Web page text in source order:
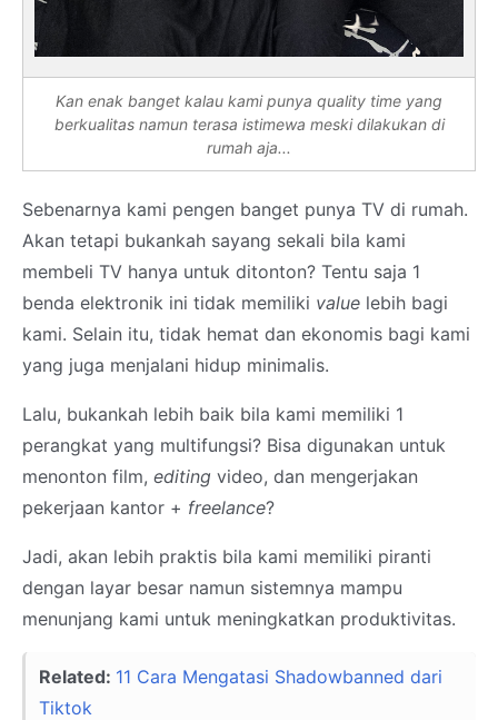
Kan enak banget kalau kami punya quality time yang
berkualitas namun terasa istimewa meski dilakukan di
rumah aja...
Sebenarnya kami pengen banget punya TV di rumah.
Akan tetapi bukankah sayang sekali bila kami
membeli TV hanya untuk ditonton? Tentu saja 1
benda elektronik ini tidak memiliki value lebih bagi
kami. Selain itu, tidak hemat dan ekonomis bagi kami
yang juga menjalani hidup minimalis.
Lalu, bukankah lebih baik bila kami memiliki 1
perangkat yang multifungsi? Bisa digunakan untuk
menonton film, editing video, dan mengerjakan
pekerjaan kantor + freelance?
Jadi, akan lebih praktis bila kami memiliki piranti
dengan layar besar namun sistemnya mampu
menunjang kami untuk meningkatkan produktivitas.
Related: 11 Cara Mengatasi Shadowbanned dari
Tiktok